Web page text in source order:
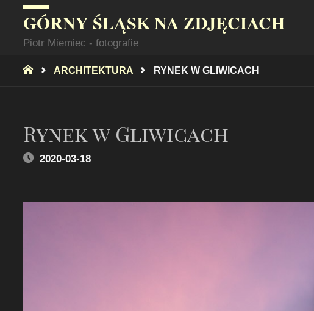
GÓRNY ŚLĄSK NA ZDJĘCIACH
Piotr Miemiec - fotografie
STRONA
ARCHITEKTURA RYNEK W GLIWICACH
Rynek w Gliwicach
2020-03-18